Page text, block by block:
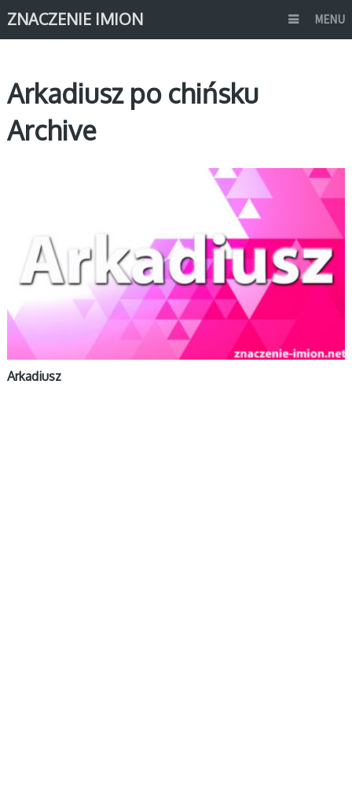
ZNACZENIE IMION MENU
Arkadiusz po chińsku
Archive
Arkadiusz